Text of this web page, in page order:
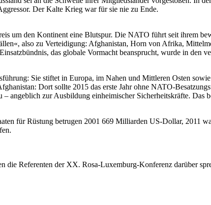
Der Kalte Krieg war für sie nie zu Ende.
um den Kontinent eine Blutspur. Die NATO führt seit ihrem
also zu Verteidigung: Afghanistan, Horn von Afrika,
das globale Vormacht beansprucht, wurde in den
Sie stiftet in Europa, im Nahen und Mittleren Osten
Dort sollte 2015 das erste Jahr ohne NATO-
– angeblich zur Ausbildung einheimischer Sicherheitskräfte.
für Rüstung betrugen 2001 669 Milliarden US-Dollar, 2011
die Referenten der XX. Rosa-Luxemburg-Konferenz darüber